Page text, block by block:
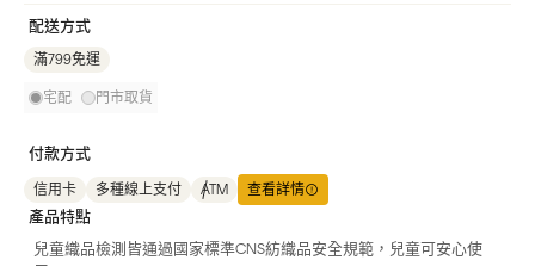
配送方式
滿799免運
宅配 門市取貨
付款方式
信用卡 多種線上支付 ATM 查看詳情
產品特點
兒童織品檢測皆通過國家標準CNS紡織品安全規範，兒童可安心使